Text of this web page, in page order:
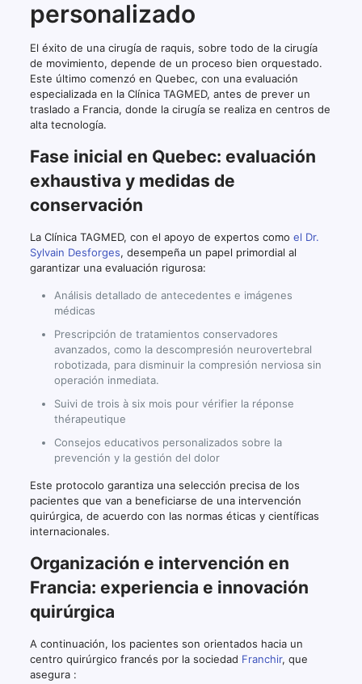
personalizado
El éxito de una cirugía de raquis, sobre todo de la cirugía
de movimiento, depende de un proceso bien orquestado.
Este último comenzó en Quebec, con una evaluación
especializada en la Clínica TAGMED, antes de prever un
traslado a Francia, donde la cirugía se realiza en centros de
alta tecnología.
Fase inicial en Quebec: evaluación
exhaustiva y medidas de
conservación
La Clínica TAGMED, con el apoyo de expertos como el Dr.
Sylvain Desforges, desempeña un papel primordial al
garantizar una evaluación rigurosa:
Análisis detallado de antecedentes e imágenes
médicas
Prescripción de tratamientos conservadores
avanzados, como la descompresión neurovertebral
robotizada, para disminuir la compresión nerviosa sin
operación inmediata.
Suivi de trois à six mois pour vérifier la réponse
thérapeutique
Consejos educativos personalizados sobre la
prevención y la gestión del dolor
Este protocolo garantiza una selección precisa de los
pacientes que van a beneficiarse de una intervención
quirúrgica, de acuerdo con las normas éticas y científicas
internacionales.
Organización e intervención en
Francia: experiencia e innovación
quirúrgica
A continuación, los pacientes son orientados hacia un
centro quirúrgico francés por la sociedad Franchir, que
asegura :